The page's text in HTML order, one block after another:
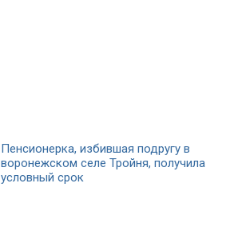
Пенсионерка, избившая подругу в
воронежском селе Тройня, получила
условный срок